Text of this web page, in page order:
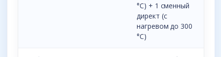
°С) + 1 сменный
директ (с
нагревом до 300
°С)